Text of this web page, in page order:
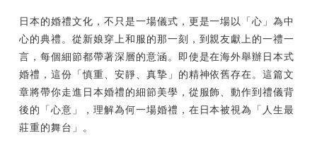
日本的婚禮文化，不只是一場儀式，更是一場以「心」為中
心的典禮。從新娘穿上和服的那一刻，到親友獻上的一禮一
言，每個細節都帶著深層的意涵。即使是在海外舉辦日本式
婚禮，這份「慎重、安靜、真摯」的精神依舊存在。這篇文
章將帶你走進日本婚禮的細節美學，從服飾、動作到禮儀背
後的「心意」，理解為何一場婚禮，在日本被視為「人生最
莊重的舞台」。